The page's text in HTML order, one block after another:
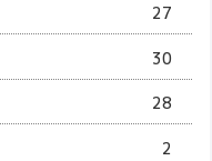
27
30
28
2